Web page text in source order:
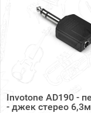
Invotone AD190 -
- джек стерео